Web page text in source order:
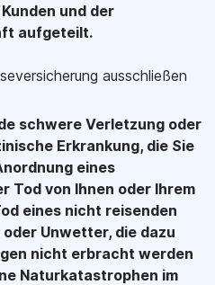
und der
aufgeteilt.
ausschließen
schwere Verletzung oder
Erkrankung, die Sie
eines
Tod von Ihnen oder Ihrem
eines nicht reisenden
Unwetter, die dazu
nicht erbracht werden
Naturkatastrophen im